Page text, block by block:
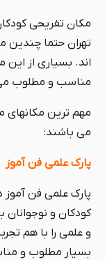
مکان تفریحی
تهران حتما
اند. بسیاری از
مناسب و مطلوب
مهم ترین مکانهای
می باشند:
پارک علمی فن آموز
پارک علمی فن
کودکان و
و علمی را با هم
بسیار مطلوب و